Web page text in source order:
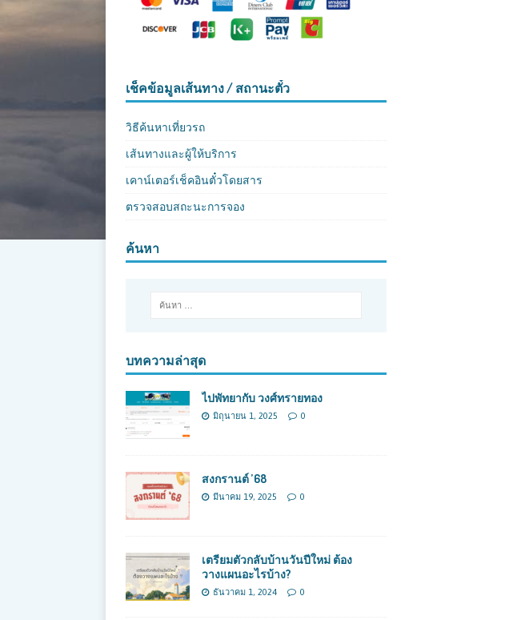
เช็คข้อมูลเส้นทาง / สถานะตั๋ว
วิธีค้นหาเที่ยวรถ
เส้นทางและผู้ให้บริการ
เคาน์เตอร์เช็คอินตั๋วโดยสาร
ตรวจสอบสถะนะการจอง
ค้นหา
บทความล่าสุด
ไปพัทยากับ วงศ์ทรายทอง
มิถุนายน 1, 2025 0
สงกรานต์ ’68
มีนาคม 19, 2025 0
เตรียมตัวกลับบ้านวันปีใหม่ ต้อง
วางแผนอะไรบ้าง?
ธันวาคม 1, 2024 0